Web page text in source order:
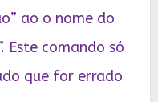
ao o nome do
Este comando só
que for errado